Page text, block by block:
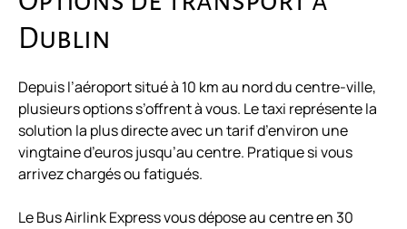
Dublin
Depuis l’aéroport situé à 10 km au nord du centre-ville,
plusieurs options s’offrent à vous. Le taxi représente la
solution la plus directe avec un tarif d’environ une
vingtaine d’euros jusqu’au centre. Pratique si vous
arrivez chargés ou fatigués.
Le Bus Airlink Express vous dépose au centre en 30